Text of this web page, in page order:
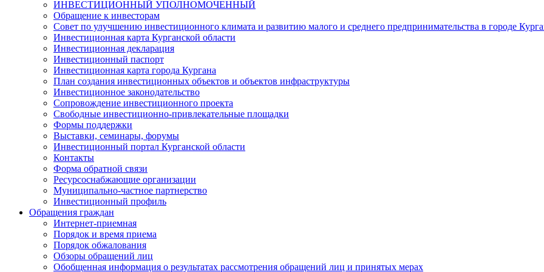
ИНВЕСТИЦИОННЫЙ УПОЛНОМОЧЕННЫЙ
Обращение к инвесторам
Совет по улучшению инвестиционного климата и развитию малого и среднего предпринимательства в городе
Инвестиционная карта Курганской области
Инвестиционная декларация
Инвестиционный паспорт
Инвестиционная карта города Кургана
План создания инвестиционных объектов и объектов инфраструктуры
Инвестиционное законодательство
Сопровождение инвестиционного проекта
Свободные инвестиционно-привлекательные площадки
Формы поддержки
Выставки, семинары, форумы
Инвестиционный портал Курганской области
Контакты
Форма обратной связи
Ресурсоснабжающие организации
Муниципально-частное партнерство
Инвестиционный профиль
Обращения граждан
Интернет-приемная
Порядок и время приема
Порядок обжалования
Обзоры обращений лиц
Обобщенная информация о результатах рассмотрения обращений лиц и принятых мерах